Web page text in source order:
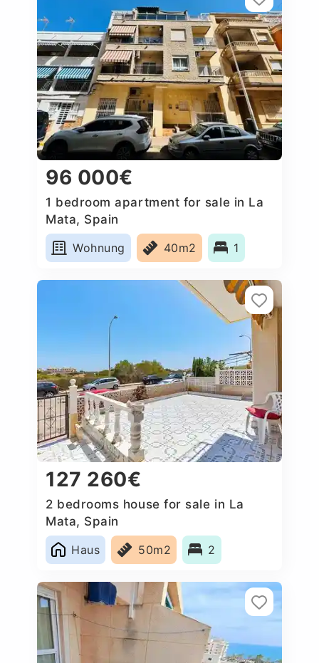
96 000€
1 bedroom apartment for sale in La
Mata, Spain
Wohnung
40m2 1
127 260€
2 bedrooms house for sale in La
Mata, Spain
Haus
50m2 2